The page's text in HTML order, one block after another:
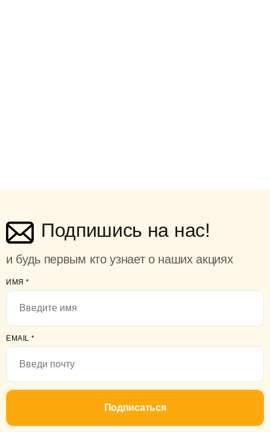
Подпишись на нас!
и будь первым кто узнает о наших акциях
ИМЯ *
EMAIL *
Подписаться